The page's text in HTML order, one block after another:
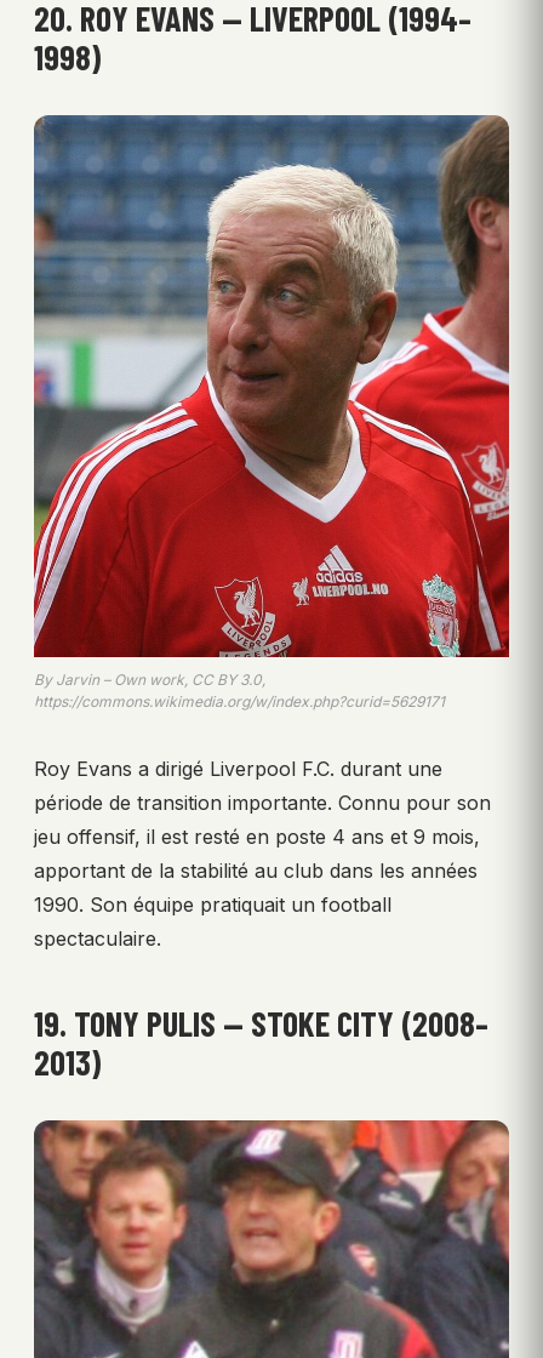
20. ROY EVANS — LIVERPOOL (1994–
1998)
By Jarvin – Own work, CC BY 3.0,
https://commons.wikimedia.org/w/index.php?curid=5629171
Roy Evans a dirigé Liverpool F.C. durant une
période de transition importante. Connu pour son
jeu offensif, il est resté en poste 4 ans et 9 mois,
apportant de la stabilité au club dans les années
1990. Son équipe pratiquait un football
spectaculaire.
19. TONY PULIS — STOKE CITY (2008–
2013)